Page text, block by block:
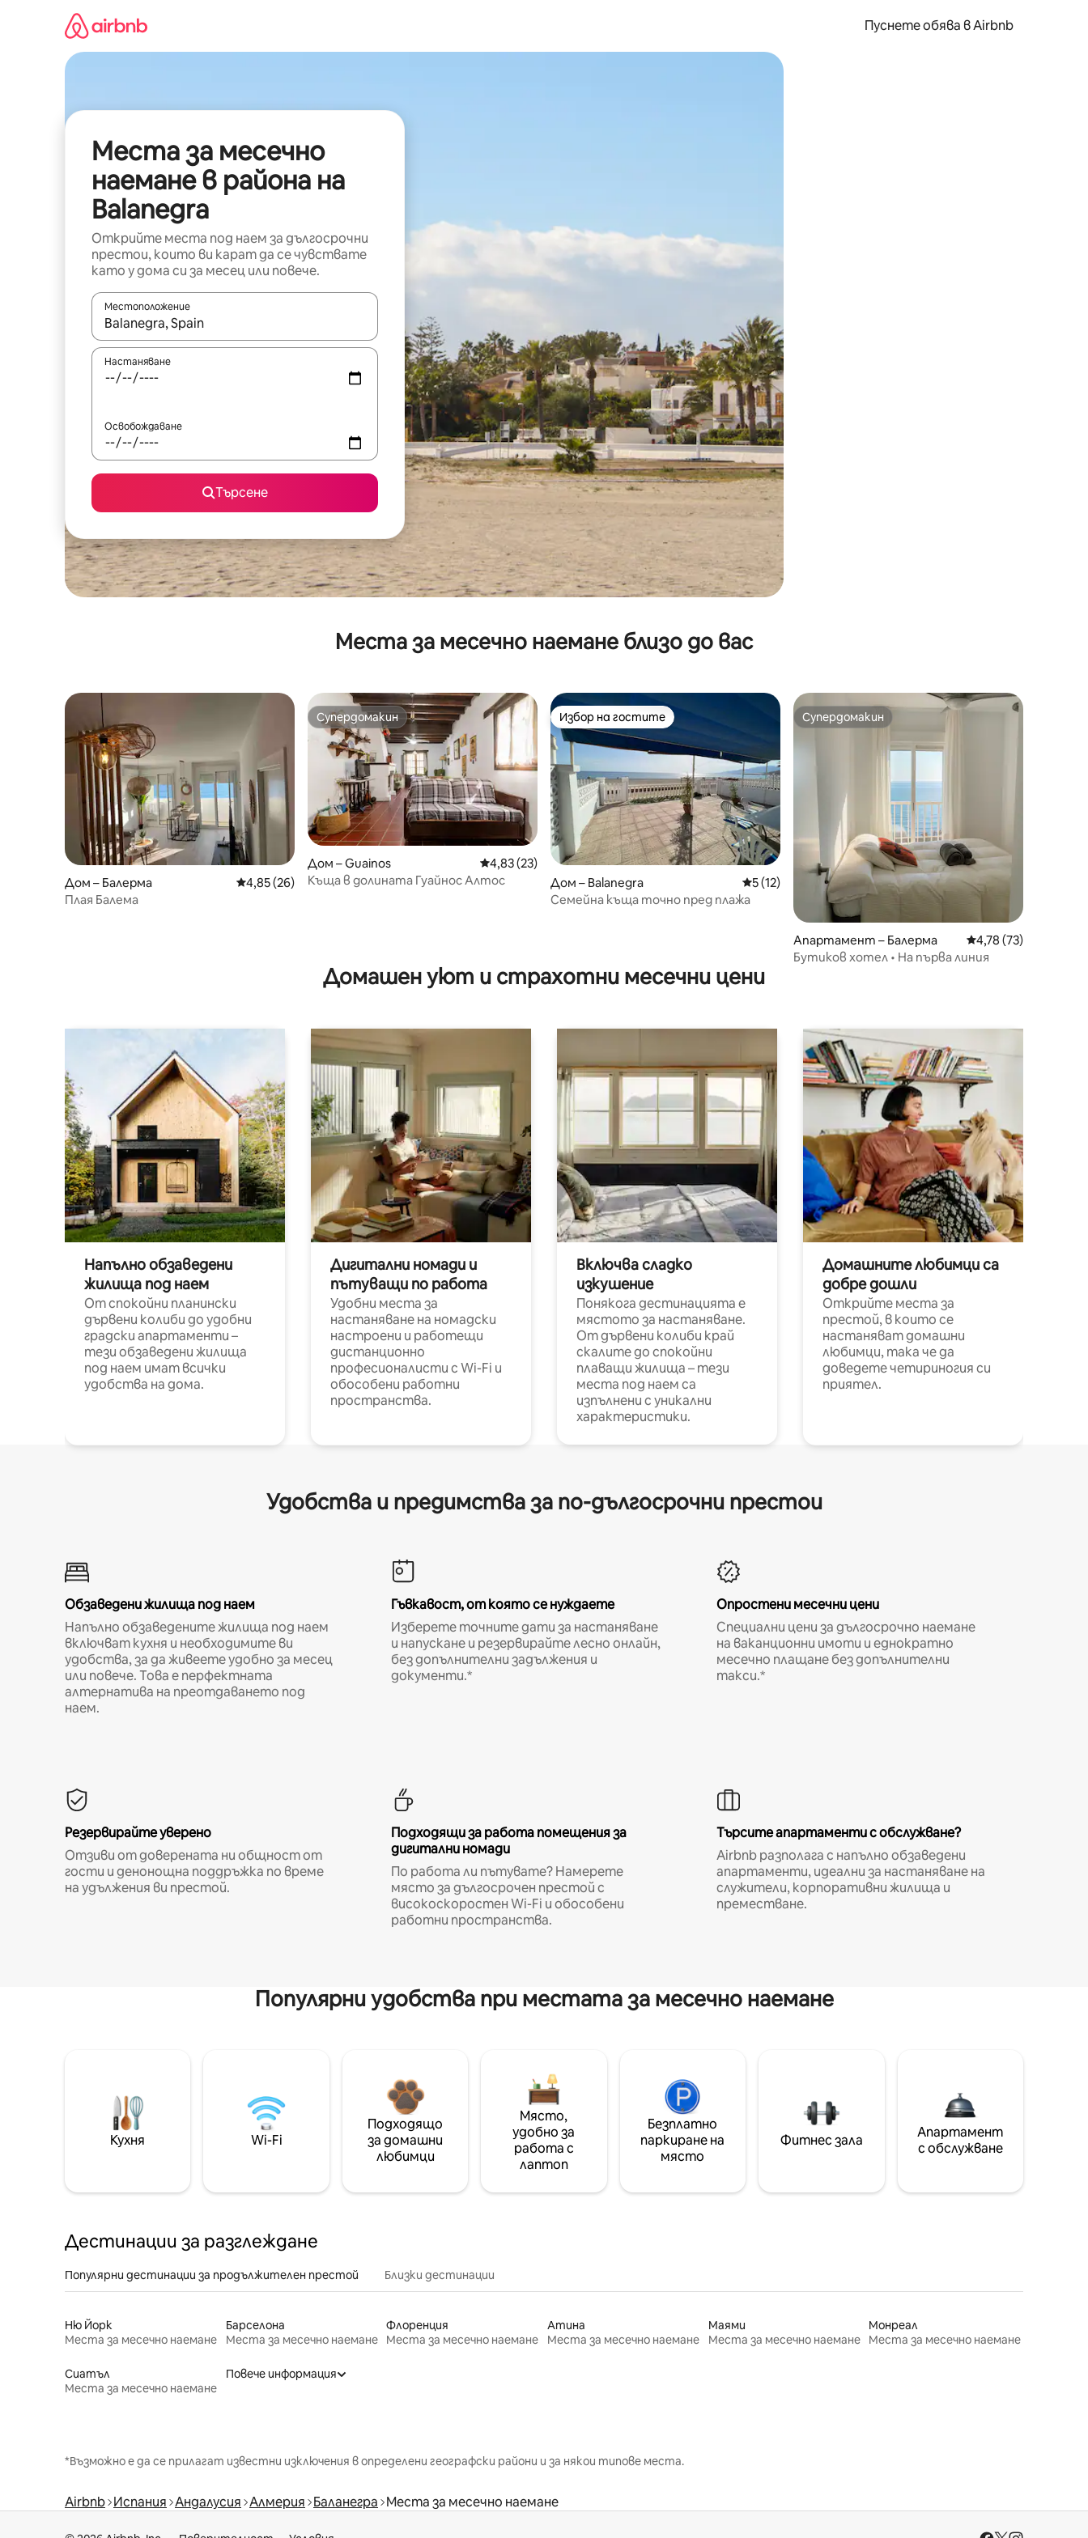
съдържанието
Пуснете обява в Airbnb
Места за месечно
наемане в района на
Balanegra
Открийте места под наем за дългосрочни
престои, които ви карат да се чувствате
като у дома си за месец или повече.
Местоположение
Когато резултатите се покажат, използвайте клавишите със стрелки нагоре и надолу или навигирайте с докосване или плъзгане.
Настаняване
Освобождаване
Търсене
Места за месечно наемане близо до вас
Дом – Балерма Средна оценка: 4,85 от 5, 26 отзива
4,85 (26)
Плая Балема
Супердомакин
Супердомакин
Дом – Guainos Средна оценка: 4,83 от 5, 23 отзива
4,83 (23)
Къща в долината Гуайнос Алтос
Избор на гостите
Избор на гостите
Дом – Balanegra Средна оценка: 5 от 5, 12 отзива
5 (12)
Семейна къща точно пред плажа
Супердомакин
Супердомакин
Апартамент – Балерма Средна оценка:
4,78 (73)
Бутиков хотел • На първа линия
Домашен уют и страхотни месечни цени
Напълно обзаведени
жилища под наем
От спокойни планински
дървени колиби до удобни
градски апартаменти –
тези обзаведени жилища
под наем имат всички
удобства на дома.
Дигитални номади и
пътуващи по работа
Удобни места за
настаняване на номадски
настроени и работещи
дистанционно
професионалисти с Wi-Fi и
обособени работни
пространства.
Включва сладко
изкушение
Понякога дестинацията е
мястото за настаняване.
От дървени колиби край
скалите до спокойни
плаващи жилища – тези
места под наем са
изпълнени с уникални
характеристики.
Домашните любимци са
добре дошли
Открийте места за
престой, в които се
настаняват домашни
любимци, така че да
доведете четириногия си
приятел.
Удобства и предимства за по-дългосрочни престои
Обзаведени жилища под наем
Напълно обзаведените жилища под наем
включват кухня и необходимите ви
удобства, за да живеете удобно за месец
или повече. Това е перфектната
алтернатива на преотдаването под
наем.
Гъвкавост, от която се нуждаете
Изберете точните дати за настаняване
и напускане и резервирайте лесно онлайн,
без допълнителни задължения и
документи.*
Опростени месечни цени
Специални цени за дългосрочно наемане
на ваканционни имоти и еднократно
месечно плащане без допълнителни
такси.*
Резервирайте уверено
Отзиви от доверената ни общност от
гости и денонощна поддръжка по време
на удължения ви престой.
Подходящи за работа помещения за
дигитални номади
По работа ли пътувате? Намерете
място за дългосрочен престой с
високоскоростен Wi-Fi и обособени
работни пространства.
Търсите апартаменти с обслужване?
Airbnb разполага с напълно обзаведени
апартаменти, идеални за настаняване на
служители, корпоративни жилища и
преместване.
Популярни удобства при местата за месечно наемане
Кухня Wi-Fi
Подходящо
за домашни
любимци
Място,
удобно за
работа с
лаптоп
Безплатно
паркиране на
място
Фитнес зала
Апартамент
с обслужване
Дестинации за разглеждане
Популярни дестинации за продължителен престой Близки дестинации
Ню Йорк
Места за месечно наемане
Барселона
Места за месечно наемане
Флоренция
Места за месечно наемане
Атина
Места за месечно наемане
Маями
Места за месечно наемане
Монреал
Места за месечно наемане
Сиатъл
Места за месечно наемане
Повече информация
*Възможно е да се прилагат известни изключения в определени географски райони и за някои типове места.
Airbnb Испания Андалусия Алмерия Баланегра Места за месечно наемане